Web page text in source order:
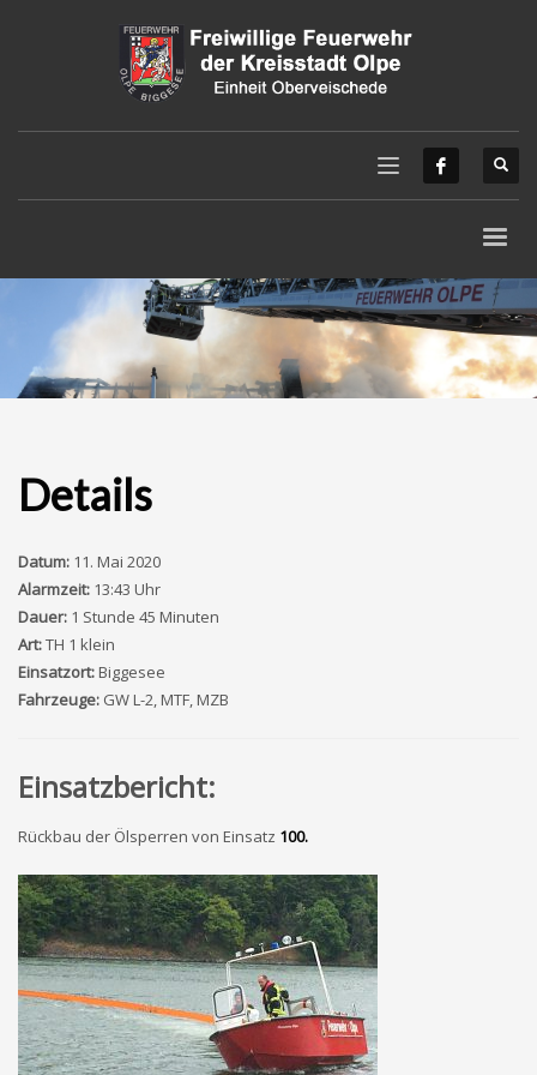
Details
Datum: 11. Mai 2020
Alarmzeit: 13:43 Uhr
Dauer: 1 Stunde 45 Minuten
Art:TH 1 klein
Einsatzort:Biggesee
Fahrzeuge: GW L-2, MTF, MZB
Einsatzbericht:
Rückbau der Ölsperren von Einsatz 100.